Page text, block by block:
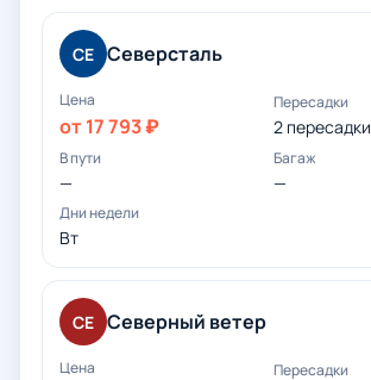
СЕ Северсталь
от 17 793 ₽ 2 пересадки
— —
Вт
СЕ Северный ветер